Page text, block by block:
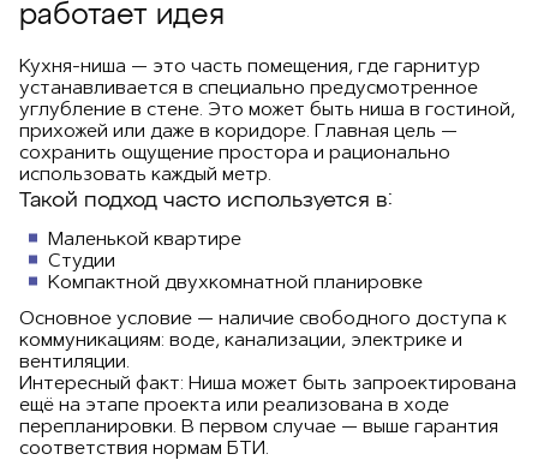
работает идея
Кухня-ниша — это часть помещения, где гарнитур
устанавливается в специально предусмотренное
углубление в стене. Это может быть ниша в гостиной,
прихожей или даже в коридоре. Главная цель —
сохранить ощущение простора и рационально
использовать каждый метр.
Такой подход часто используется в:
Маленькой квартире
Студии
Компактной двухкомнатной планировке
Основное условие — наличие свободного доступа к
коммуникациям: воде, канализации, электрике и
вентиляции.
Интересный факт: Ниша может быть запроектирована
ещё на этапе проекта или реализована в ходе
перепланировки. В первом случае — выше гарантия
соответствия нормам БТИ.